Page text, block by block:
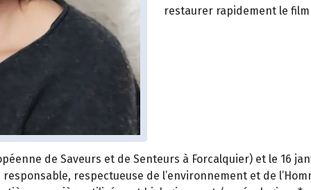
restaurer rapidement le
de Saveurs et de Senteurs à Forcalquier) et le 16
respectueuse de l’environnement et de